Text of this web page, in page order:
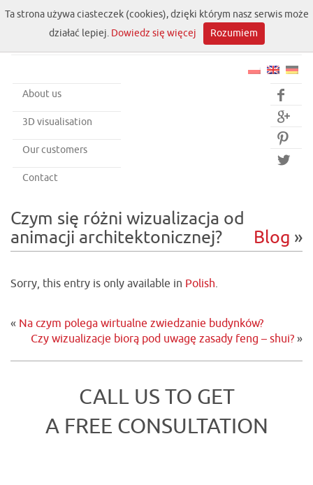




About us
3D visualisation
Our customers
Contact
Czym się różni wizualizacja od
animacji architektonicznej?
Blog »
Sorry, this entry is only available in Polish.
« Na czym polega wirtualne zwiedzanie budynków?
Czy wizualizacje biorą pod uwagę zasady feng – shui? »
CALL US TO GET
A FREE CONSULTATION
Ta strona używa ciasteczek (cookies), dzięki którym nasz serwis może
działać lepiej. Dowiedz się więcej Rozumiem